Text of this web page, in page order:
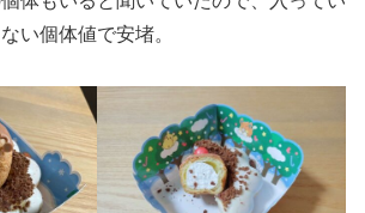
い個体値で安堵。